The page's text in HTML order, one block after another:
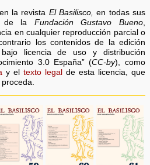
la revista El Basilisco, en todas sus
de la Fundación Gustavo Bueno,
en cualquier reproducción parcial o
los contenidos de la edición
licencia de uso y distribución
3.0 España” (CC-by), como
y eltexto legal de esta licencia, que